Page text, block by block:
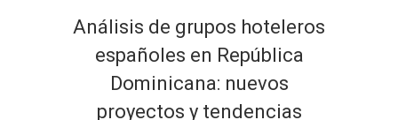
Análisis de grupos hoteleros
españoles en República
Dominicana: nuevos
proyectos y tendencias